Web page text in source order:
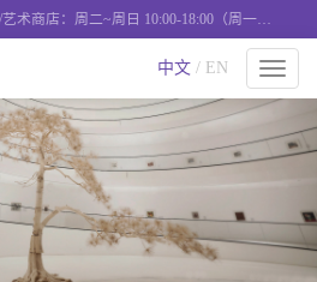
术商店：周二~周日 10:00-18:00（周一闭
：周二-周日 11:00-18:00营业
切
换
航
中文 / EN